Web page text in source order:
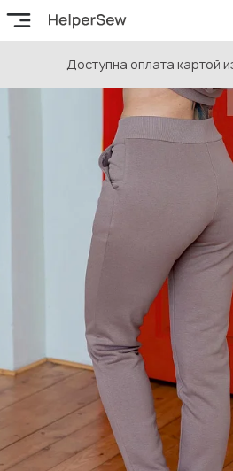
Доступна оплата картой